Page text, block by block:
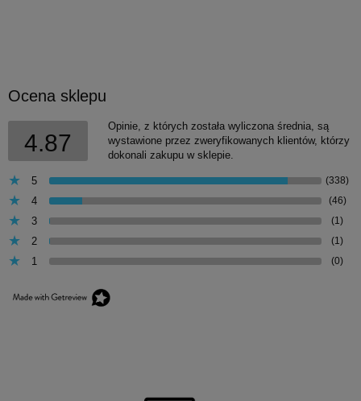
Ocena sklepu
4.87
Opinie, z których została wyliczona średnia, są
wystawione przez zweryfikowanych klientów, którzy
dokonali zakupu w sklepie.
5 (338)
4 (46)
3 (1)
2 (1)
1 (0)